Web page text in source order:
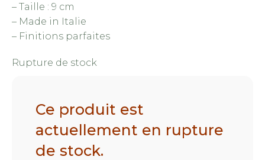
– Taille : 9 cm
– Made in Italie
– Finitions parfaites
Rupture de stock
Ce produit est
actuellement en rupture
de stock.